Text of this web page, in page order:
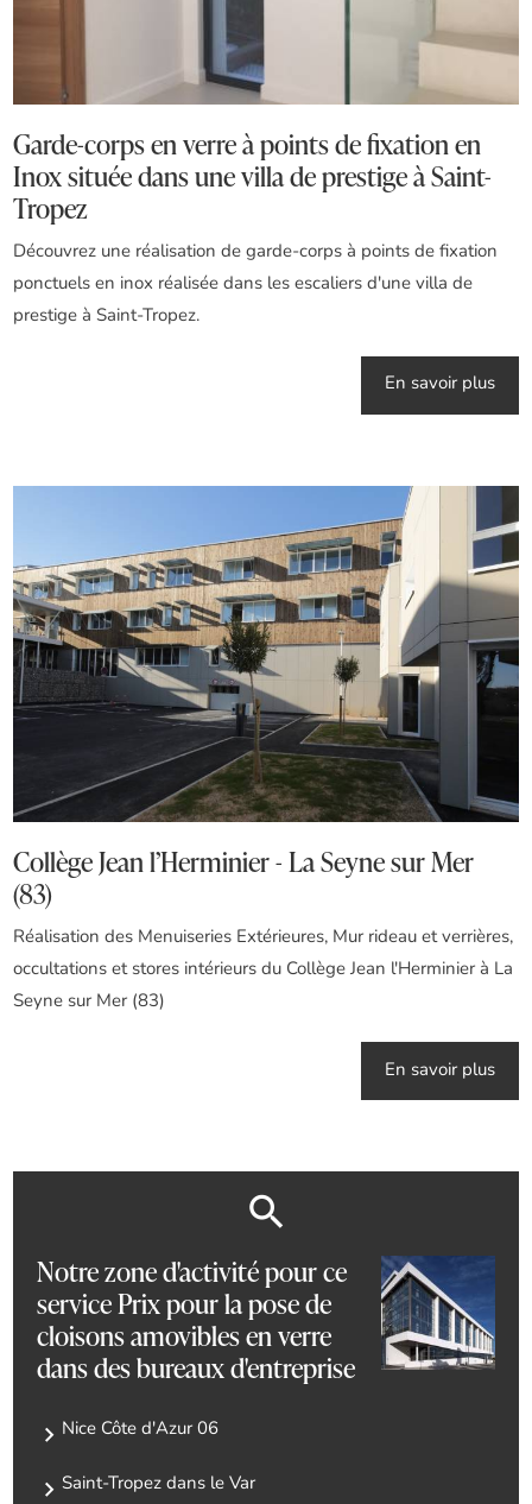
Garde-corps en verre à points de fixation en
Inox située dans une villa de prestige à Saint-
Tropez
Découvrez une réalisation de garde-corps à points de fixation
ponctuels en inox réalisée dans les escaliers d'une villa de
prestige à Saint-Tropez.
En savoir plus
Collège Jean l’Herminier - La Seyne sur Mer
(83)
Réalisation des Menuiseries Extérieures, Mur rideau et verrières,
occultations et stores intérieurs du Collège Jean l'Herminier à La
Seyne sur Mer (83)
En savoir plus
Notre zone d'activité pour ce
service Prix pour la pose de
cloisons amovibles en verre
dans des bureaux d'entreprise
Nice Côte d'Azur 06
Saint-Tropez dans le Var